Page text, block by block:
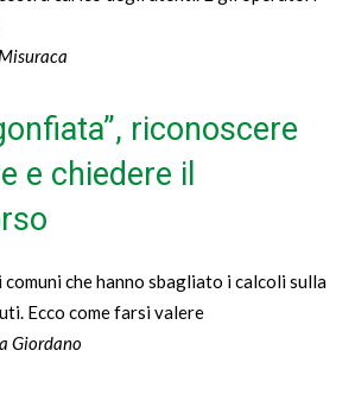
riconoscere
e chiedere il
comuni che hanno sbagliato i calcoli sulla
Ecco come farsi valere
Giordano